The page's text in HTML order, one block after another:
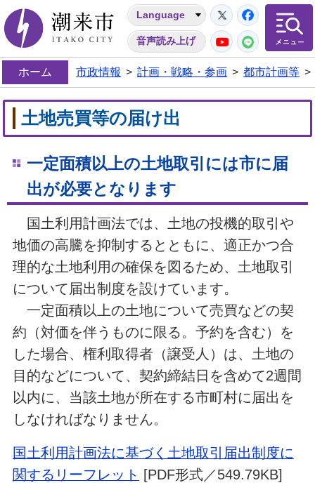
潮来市
Language
音声読み上げ
Twitter
YouTube
LINE
ホーム 市政情報 > 計画・戦略・参画 > 都市計画等 >
土地売買等の届け出
一定面積以上の土地取引には市に届
出が必要となります
国土利用計画法では、土地の投機的取引や
地価の高騰を抑制するとともに、適正かつ合
理的な土地利用の確保を図るため、土地取引
について届出制度を設けています。
一定面積以上の土地について売買などの契
約（対価を伴うものに限る。予約を含む）を
した場合、権利取得者（譲受人）は、土地の
目的などについて、契約締結日を含めて2週間
以内に、当該土地が所在する市町村に届出を
しなければなりません。
国土利用計画法に基づく土地取引届出制度に
関するリーフレット
[PDF形式／549.79KB]